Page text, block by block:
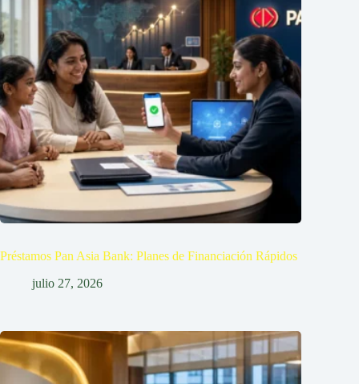
Préstamos Pan Asia Bank: Planes de Financiación Rápidos
julio 27, 2026